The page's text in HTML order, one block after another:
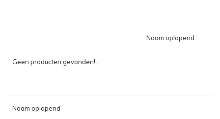
Naam oplopend
Geen producten gevonden!...
Naam oplopend